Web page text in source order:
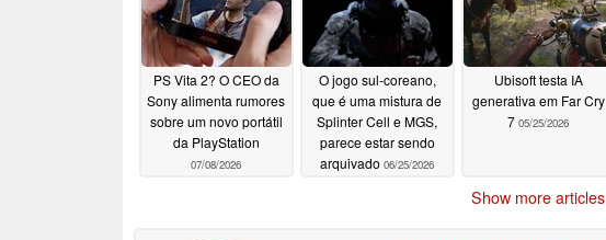
PS Vita 2? O CEO da
Sony alimenta rumores
sobre um novo portátil
da PlayStation
07/08/2026
O jogo sul-coreano,
que é uma mistura de
Splinter Cell e MGS,
parece estar sendo
arquivado 06/25/2026
Ubisoft testa IA
generativa em Far Cry
7 05/25/2026
Show more articles